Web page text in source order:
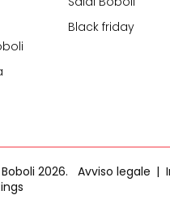
Black friday
2026. Avviso legale